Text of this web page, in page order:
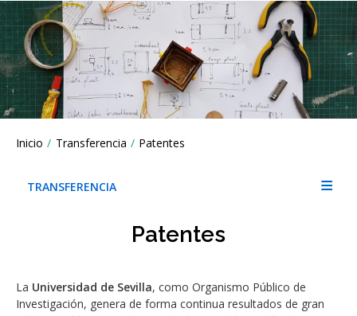
Breadcrumbs
You
Inicio Transferencia Patentes
TRANSFERENCIA
Patentes
La Universidad de Sevilla, como Organismo Público de
Investigación, genera de forma continua resultados de gran